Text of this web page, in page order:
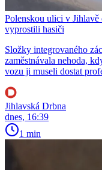
Polenskou ulici v Jihlavě
vyprostili hasiči
Složky integrovaného
zaměstnávala nehoda,
vozu ji museli dostat
Jihlavská Drbna
dnes, 16:39
1 min